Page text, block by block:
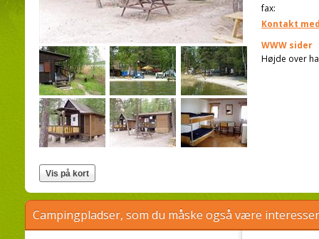
fax:
Kontakt
WWW sider
Højde over
Campingpladser, som du måske også være